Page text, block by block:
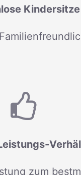
Kindersitze
zum